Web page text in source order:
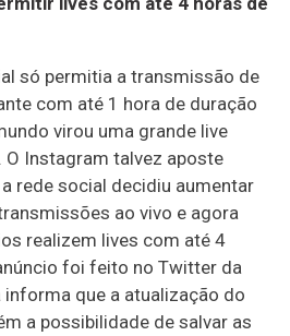
só permitia a transmissão de
com até 1 hora de duração
virou uma grande live
O Instagram talvez aposte
rede social decidiu aumentar
ao vivo e agora
realizem lives com até 4
foi feito no Twitter da
informa que a atualização do
a possibilidade de salvar as